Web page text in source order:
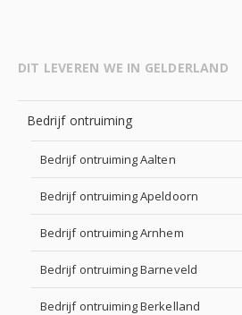
DIT LEVEREN WE IN GELDERLAND
Bedrijf ontruiming
Bedrijf ontruiming Aalten
Bedrijf ontruiming Apeldoorn
Bedrijf ontruiming Arnhem
Bedrijf ontruiming Barneveld
Bedrijf ontruiming Berkelland